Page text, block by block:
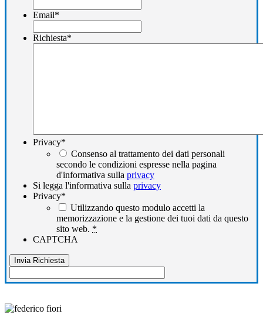
Email*
Richiesta*
Privacy*
Consenso al trattamento dei dati personali
secondo le condizioni espresse nella pagina
d'informativa sulla privacy
Si legga l'informativa sulla privacy
Privacy*
Utilizzando questo modulo accetti la
memorizzazione e la gestione dei tuoi dati da questo
sito web. *
CAPTCHA